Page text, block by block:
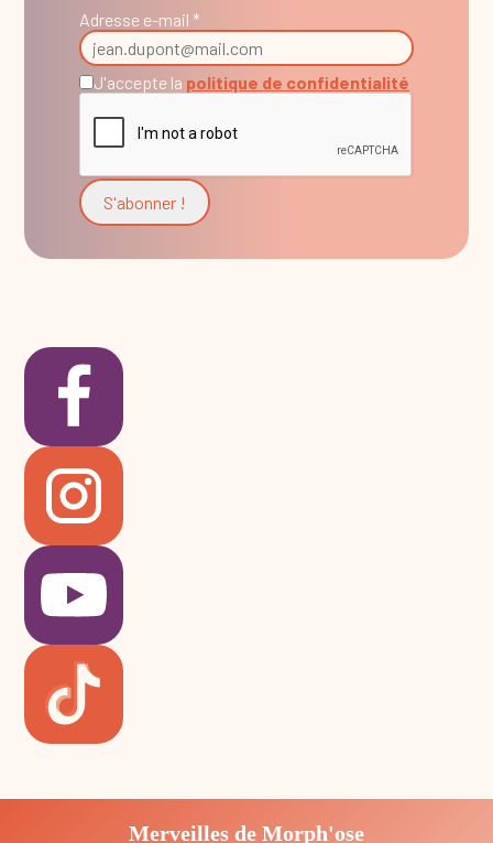
Adresse e-mail *
J'accepte la politique de confidentialité
Merveilles de Morph'ose